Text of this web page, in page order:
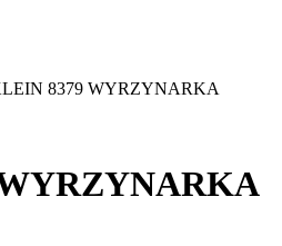
8379 WYRZYNARKA